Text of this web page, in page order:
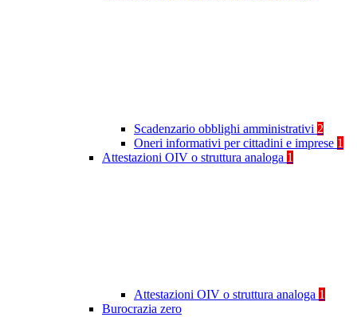
Scadenzario obblighi amministrativi 2
Oneri informativi per cittadini e imprese 1
Attestazioni OIV o struttura analoga 1
Attestazioni OIV o struttura analoga 1
Burocrazia zero